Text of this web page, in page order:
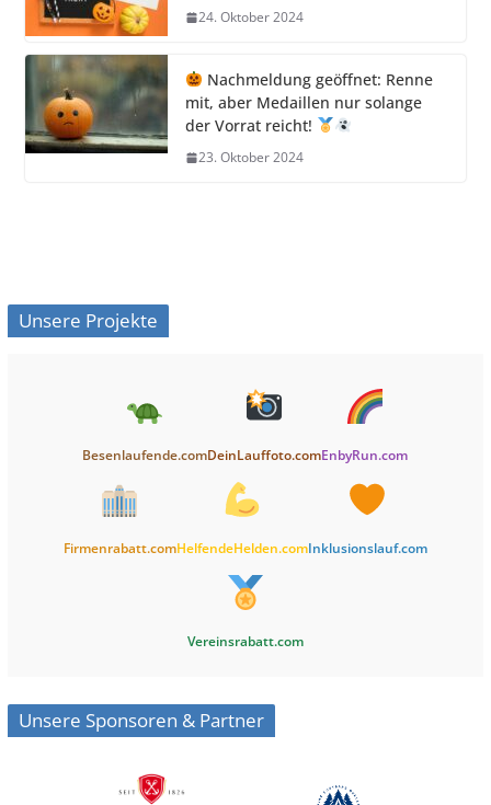
24. Oktober 2024
Nachmeldung geöffnet: Renne
mit, aber Medaillen nur solange
der Vorrat reicht!
23. Oktober 2024
Unsere Projekte
Besenlaufende.comDeinLauffoto.comEnbyRun.com
Firmenrabatt.comHelfendeHelden.comInklusionslauf.com
Vereinsrabatt.com
Unsere Sponsoren & Partner